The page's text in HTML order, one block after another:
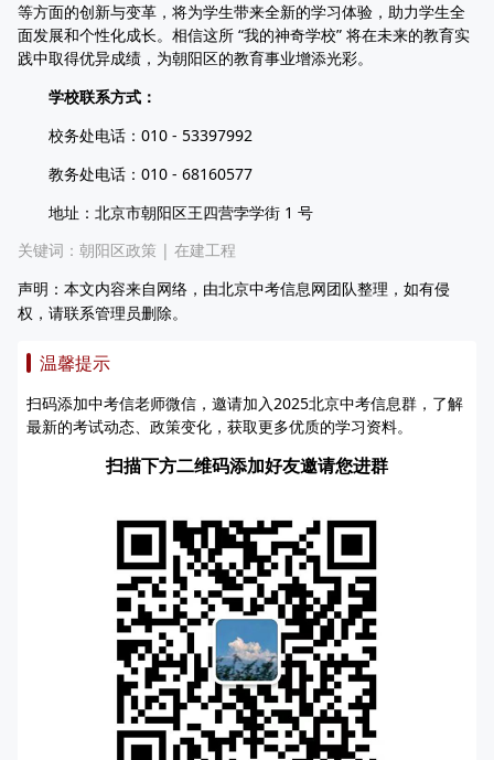
等方面的创新与变革，将为学生带来全新的学习体验，助力学生全
面发展和个性化成长。相信这所 “我的神奇学校” 将在未来的教育实
践中取得优异成绩，为朝阳区的教育事业增添光彩。
学校联系方式：
校务处电话：010 - 53397992
教务处电话：010 - 68160577
地址：北京市朝阳区王四营孛学街 1 号
关键词： 朝阳区政策 | 在建工程
声明：本文内容来自网络，由北京中考信息网团队整理，如有侵
权，请联系管理员删除。
温馨提示
扫码添加中考信老师微信，邀请加入2025北京中考信息群，了解
最新的考试动态、政策变化，获取更多优质的学习资料。
扫描下方二维码添加好友邀请您进群